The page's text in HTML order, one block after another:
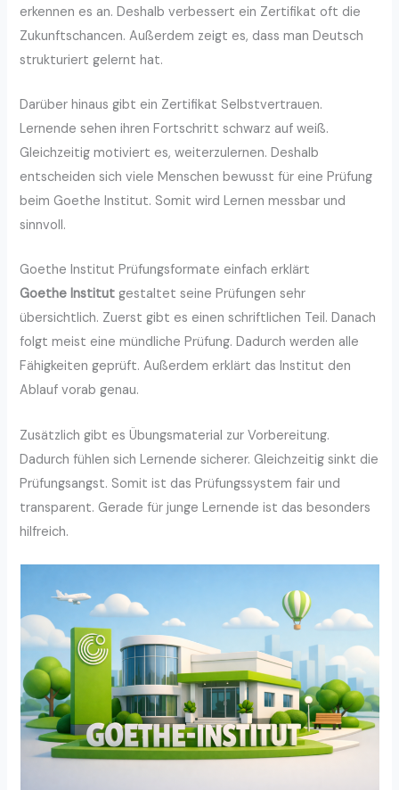
erkennen es an. Deshalb verbessert ein Zertifikat oft die
Zukunftschancen. Außerdem zeigt es, dass man Deutsch
strukturiert gelernt hat.
Darüber hinaus gibt ein Zertifikat Selbstvertrauen.
Lernende sehen ihren Fortschritt schwarz auf weiß.
Gleichzeitig motiviert es, weiterzulernen. Deshalb
entscheiden sich viele Menschen bewusst für eine Prüfung
beim Goethe Institut. Somit wird Lernen messbar und
sinnvoll.
Goethe Institut Prüfungsformate einfach erklärt
Goethe Institut gestaltet seine Prüfungen sehr
übersichtlich. Zuerst gibt es einen schriftlichen Teil. Danach
folgt meist eine mündliche Prüfung. Dadurch werden alle
Fähigkeiten geprüft. Außerdem erklärt das Institut den
Ablauf vorab genau.
Zusätzlich gibt es Übungsmaterial zur Vorbereitung.
Dadurch fühlen sich Lernende sicherer. Gleichzeitig sinkt die
Prüfungsangst. Somit ist das Prüfungssystem fair und
transparent. Gerade für junge Lernende ist das besonders
hilfreich.